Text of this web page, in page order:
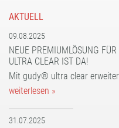
AKTUELL
09.08.2025
NEUE PREMIUMLÖSUNG
ULTRA CLEAR IST DA!
Mit gudy® ultra clear
weiterlesen »
31.07.2025